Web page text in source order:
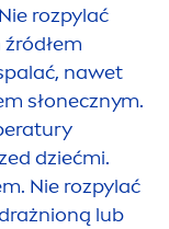
rozpylać
nawet
słonecznym.
dziećmi.
Nie rozpylać
lub